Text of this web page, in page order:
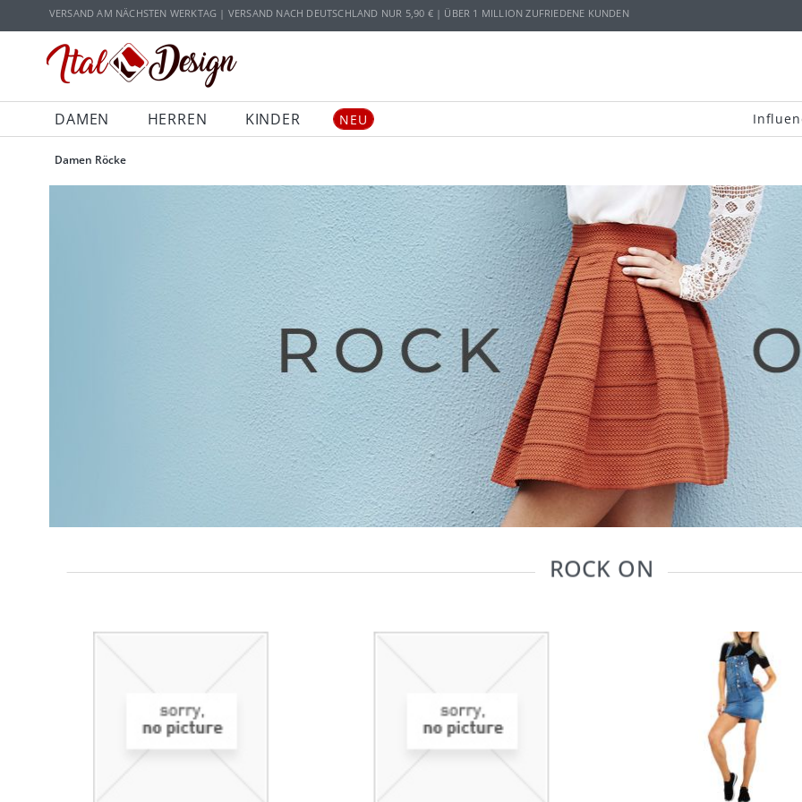
Zur Hauptnavigation springen Zum Hauptinhalt springen
VERSAND AM NÄCHSTEN WERKTAG | VERSAND NACH DEUTSCHLAND NUR 5,90 € | ÜBER 1 MILLION ZUFRIEDENE KUNDEN
DAMEN HERREN KINDER NEU
Damen Röcke
ROCK ON